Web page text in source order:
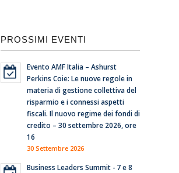
PROSSIMI EVENTI
Evento AMF Italia – Ashurst
Perkins Coie: Le nuove regole in
materia di gestione collettiva del
risparmio e i connessi aspetti
fiscali. Il nuovo regime dei fondi di
credito – 30 settembre 2026, ore
16
30 Settembre 2026
Business Leaders Summit - 7 e 8